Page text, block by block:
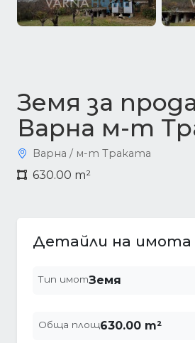
Земя за
Варна м-т
Варна / м-т Траката
630.00 m²
Детайли на имота
Тип имотЗемя
Обща площ630.00 m²